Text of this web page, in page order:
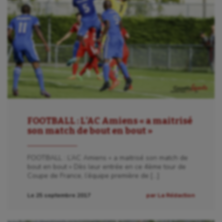
Ballon au poing
Baseball
Billard
Boules lyonnaises
Canoë-kayak
Cerf Volant
Cheerleading
FOOTBALL : L’AC Amiens « a maitrisé
son match de bout en bout »
FOOTBALL : L’AC Amiens « a maitrisé son match de
bout en bout » Dès leur entrée en ce 4ème tour de
Coupe de France, l’équipe première de […]
Le 25 septembre 2017 par La Rédaction